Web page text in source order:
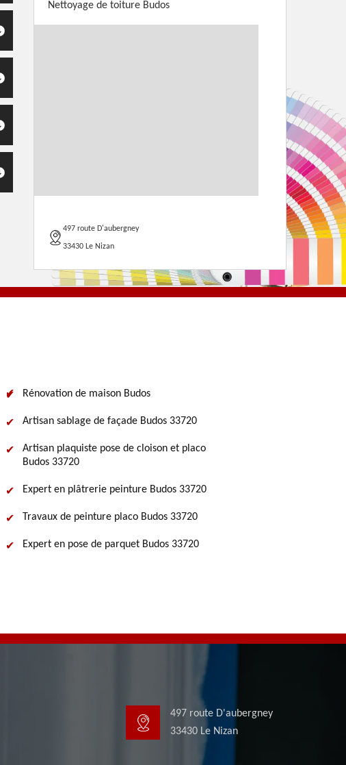
Nettoyage de toiture Budos
497 route D'aubergney
33430 Le Nizan
Rénovation de maison Budos
Artisan sablage de façade Budos 33720
Artisan plaquiste pose de cloison et placo
Budos 33720
Expert en plâtrerie peinture Budos 33720
Travaux de peinture placo Budos 33720
Expert en pose de parquet Budos 33720
497 route D'aubergney
33430 Le Nizan